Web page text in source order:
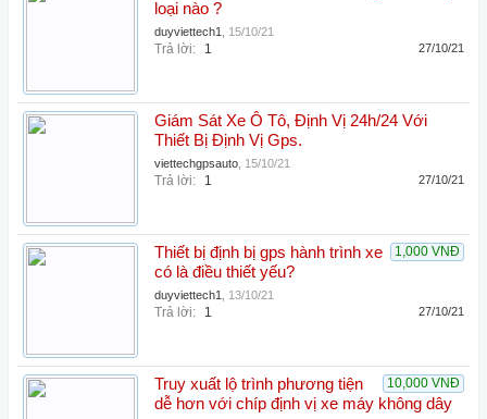
loại nào ?
duyviettech1 15/10/21
Trả lời: 1 27/10/21
Giám Sát Xe Ô Tô, Định Vị 24h/24 Với
Thiết Bị Định Vị Gps.
viettechgpsauto 15/10/21
Trả lời: 1 27/10/21
1,000 VNĐ
Thiết bị định bị gps hành trình xe
có là điều thiết yếu?
duyviettech1 13/10/21
Trả lời: 1 27/10/21
10,000 VNĐ
Truy xuất lộ trình phương tiện
dễ hơn với chíp định vị xe máy không dây